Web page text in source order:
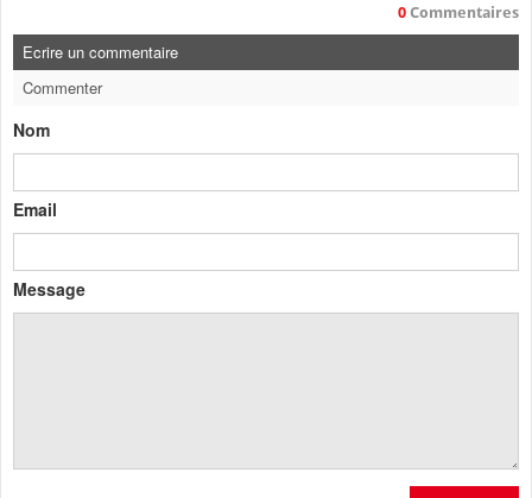
0 Commentaires
Ecrire un commentaire
Commenter
Nom
Email
Message